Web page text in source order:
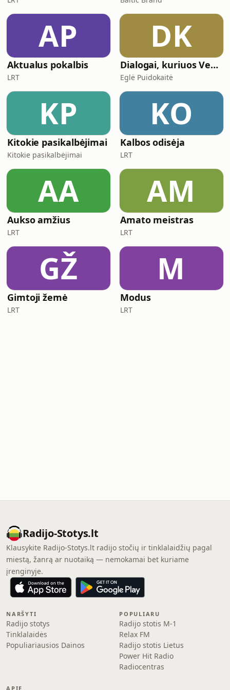
AP
Aktualus pokalbis
LRT
DK
Dialogai, kuriuos Veda Vidus
Eglė Puidokaitė
KP
Kitokie pasikalbėjimai
Kitokie pasikalbėjimai
KO
Kalbos odisėja
LRT
AA
Aukso amžius
LRT
AM
Amato meistras
LRT
GŽ
Gimtoji žemė
LRT
M
Modus
LRT
Radijo-Stotys.lt
Klausykite Radijo-Stotys.lt radijo stočių ir tinklalaidžių pagal
miestą, žanrą ar nuotaiką — nemokamai bet kuriame
įrenginyje.
NARŠYTI
Radijo stotys
Tinklalaidės
Populiariausios Dainos
POPULIARU
Radijo stotis M-1
Relax FM
Radijo stotis Lietus
Power Hit Radio
Radiocentras
APIE